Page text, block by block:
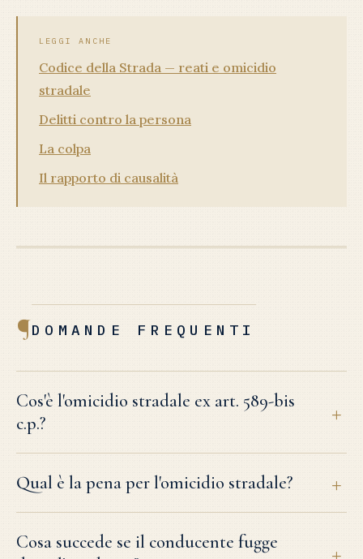
LEGGI ANCHE
Codice della Strada — reati e omicidio
stradale
Delitti contro la persona
La colpa
Il rapporto di causalità
¶DOMANDE FREQUENTI
Cos'è l'omicidio stradale ex art. 589-bis
c.p.?
Qual è la pena per l'omicidio stradale?
Cosa succede se il conducente fugge